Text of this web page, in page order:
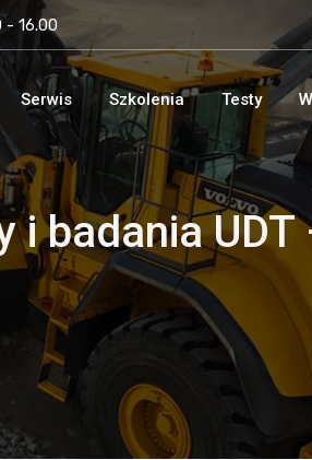
- 16.00
Serwis Szkolenia Testy
badania UDT